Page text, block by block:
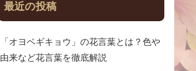
最近の投稿
「オヨベギキョウ」の花言葉とは？色や
由来など花言葉を徹底解説